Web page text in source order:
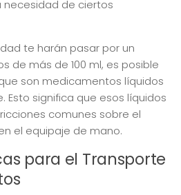
necesidad de ciertos
te harán pasar por un
de más de 100 ml, es posible
son medicamentos líquidos
Esto significa que esos líquidos
comunes sobre el
el equipaje de mano.
para el Transporte